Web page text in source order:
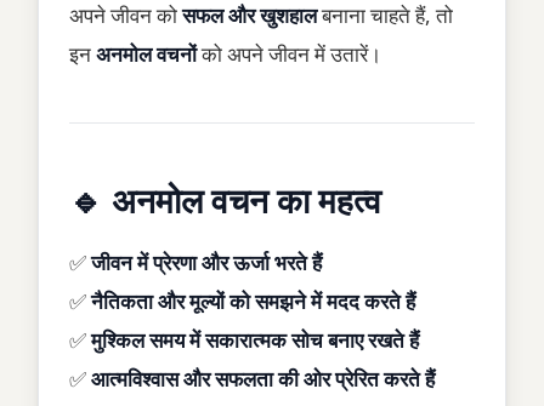
अपने जीवन कोसफल और खुशहालबनाना चाहते हैं, तो
इनअनमोल वचनोंको अपने जीवन में उतारें।
🔹 अनमोल वचन का महत्व
✅जीवन में प्रेरणा और ऊर्जा भरते हैं
✅नैतिकता और मूल्यों को समझने में मदद करते हैं
✅मुश्किल समय में सकारात्मक सोच बनाए रखते हैं
✅आत्मविश्वास और सफलता की ओर प्रेरित करते हैं